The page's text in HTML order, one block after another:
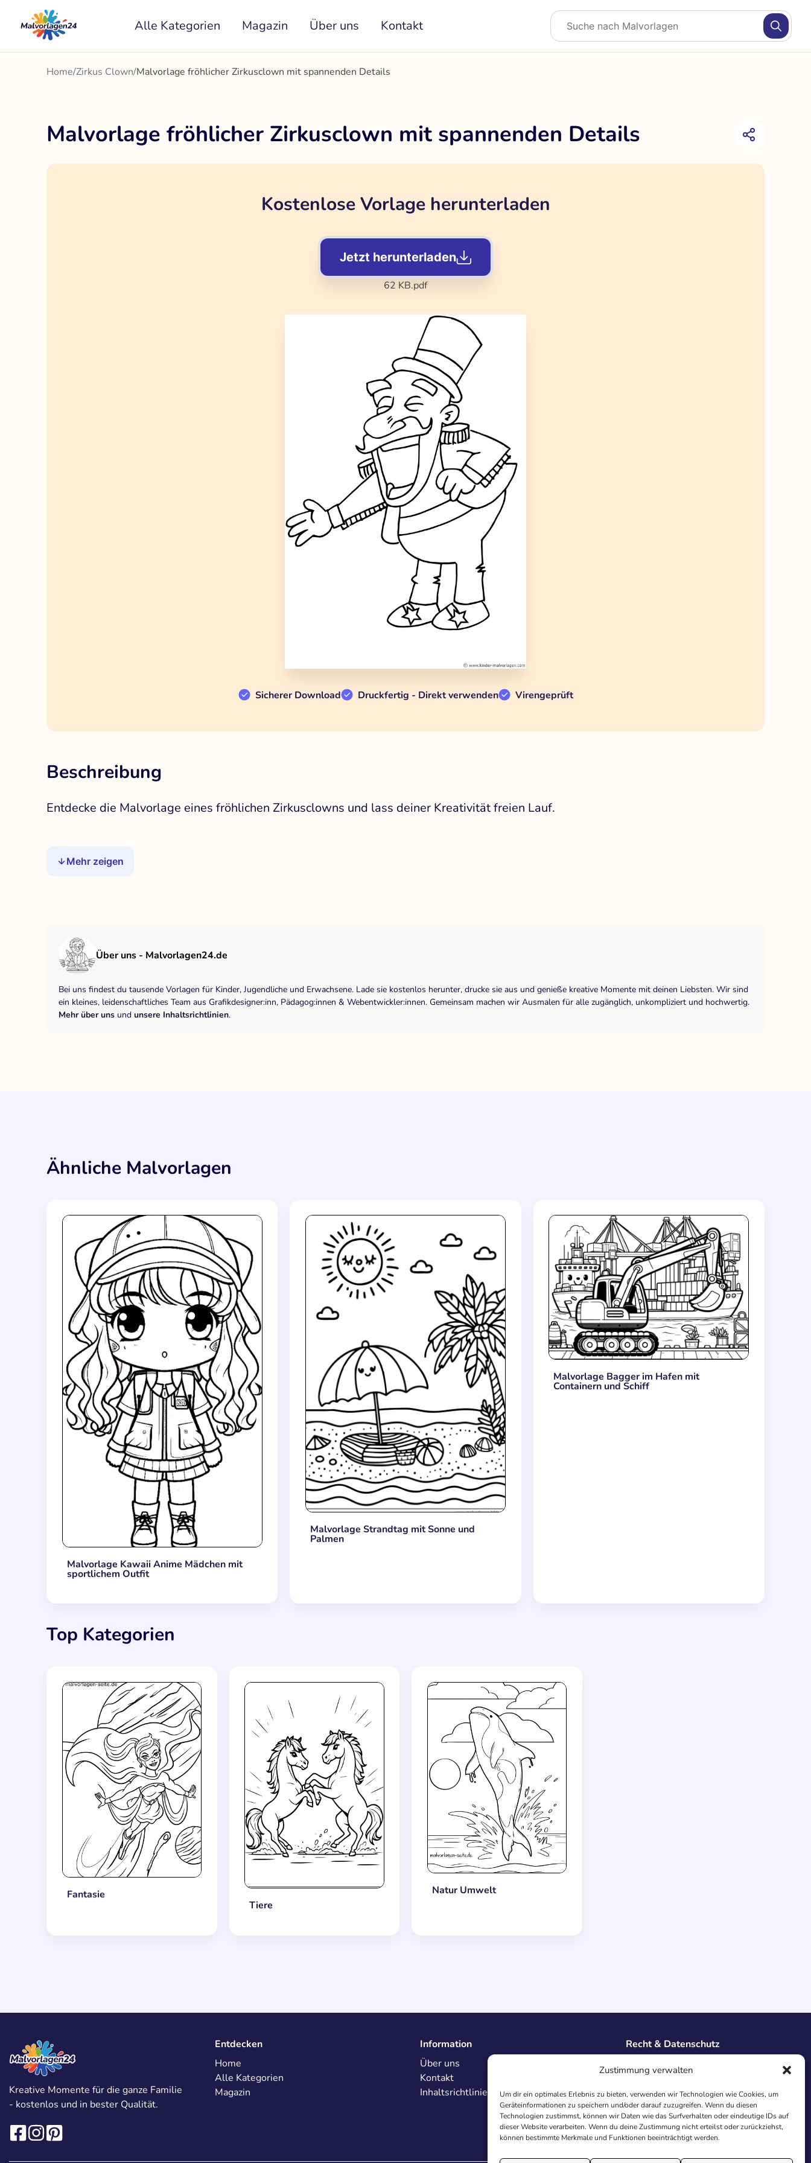
Zustimmung verwalten
Um dir ein optimales Erlebnis zu bieten, verwenden wir Technologien wie Cookies, um
Geräteinformationen zu speichern und/oder darauf zuzugreifen. Wenn du diesen
Technologien zustimmst, können wir Daten wie das Surfverhalten oder eindeutige IDs auf
dieser Website verarbeiten. Wenn du deine Zustimmung nicht erteilst oder zurückziehst,
können bestimmte Merkmale und Funktionen beeinträchtigt werden.
Inhalt
springen
Alle Kategorien Magazin Über uns Kontakt
Home/Zirkus Clown/Malvorlage fröhlicher Zirkusclown mit spannenden Details
Malvorlage fröhlicher Zirkusclown mit spannenden Details
Kostenlose Vorlage herunterladen
Jetzt herunterladen
62 KB.pdf
Sicherer Download Druckfertig - Direkt verwenden Virengeprüft
Beschreibung
Entdecke die Malvorlage eines fröhlichen Zirkusclowns und lass deiner Kreativität freien Lauf.
Mehr zeigen
Über uns - Malvorlagen24.de
Bei uns findest du tausende Vorlagen für Kinder, Jugendliche und Erwachsene. Lade sie kostenlos herunter, drucke sie aus und genieße kreative Momente mit deinen Liebsten. Wir sind
ein kleines, leidenschaftliches Team aus Grafikdesigner:inn, Pädagog:innen & Webentwickler:innen. Gemeinsam machen wir Ausmalen für alle zugänglich, unkompliziert und hochwertig.
Mehr über uns und unsere Inhaltsrichtlinien.
Ähnliche Malvorlagen
Malvorlage Kawaii Anime Mädchen mit
sportlichem Outfit
Malvorlage Strandtag mit Sonne und
Palmen
Malvorlage Bagger im Hafen mit
Containern und Schiff
Top Kategorien
Fantasie
Tiere
Natur Umwelt
Kreative Momente für die ganze Familie
- kostenlos und in bester Qualität.
Entdecken
Home
Alle Kategorien
Magazin
Information
Über uns
Kontakt
Inhaltsrichtlinien
Recht & Datenschutz
Datenschutz
AGB
Cookies